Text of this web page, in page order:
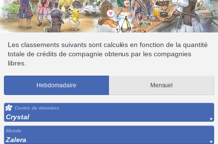
Les classements suivants sont calculés en fonction de la quantité
totale de crédits de compagnie obtenus par les compagnies
libres.
Hebdomadaire Mensuel
Centre de données
Crystal
Monde
Zalera